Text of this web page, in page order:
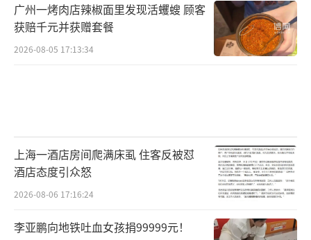
广州一烤肉店辣椒面里发现活蠼螋 顾客
获赔千元并获赠套餐
2026-08-05 17:13:34
上海一酒店房间爬满床虱 住客反被怼
酒店态度引众怒
2026-08-06 17:16:24
李亚鹏向地铁吐血女孩捐99999元！